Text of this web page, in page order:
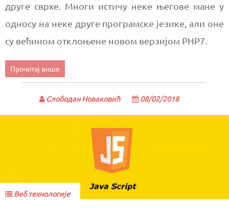
друге сврхе. Многи истичу неке његове мане у
односу на неке друге програмске језике, али оне
су већином отклоњене новом верзијом PHP7.
Прочитај више
Слободан Новаковић 08/02/2018
Веб технологије